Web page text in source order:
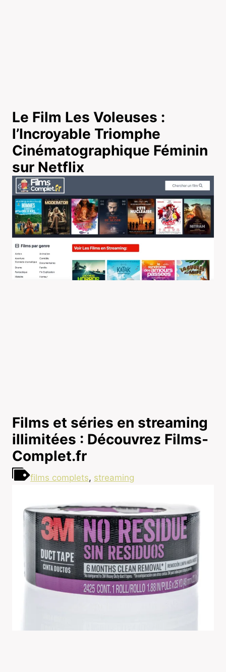
Le Film Les Voleuses :
l’Incroyable Triomphe
Cinématographique Féminin
sur Netflix
Films et séries en streaming
illimitées : Découvrez Films-
Complet.fr
films complets, streaming